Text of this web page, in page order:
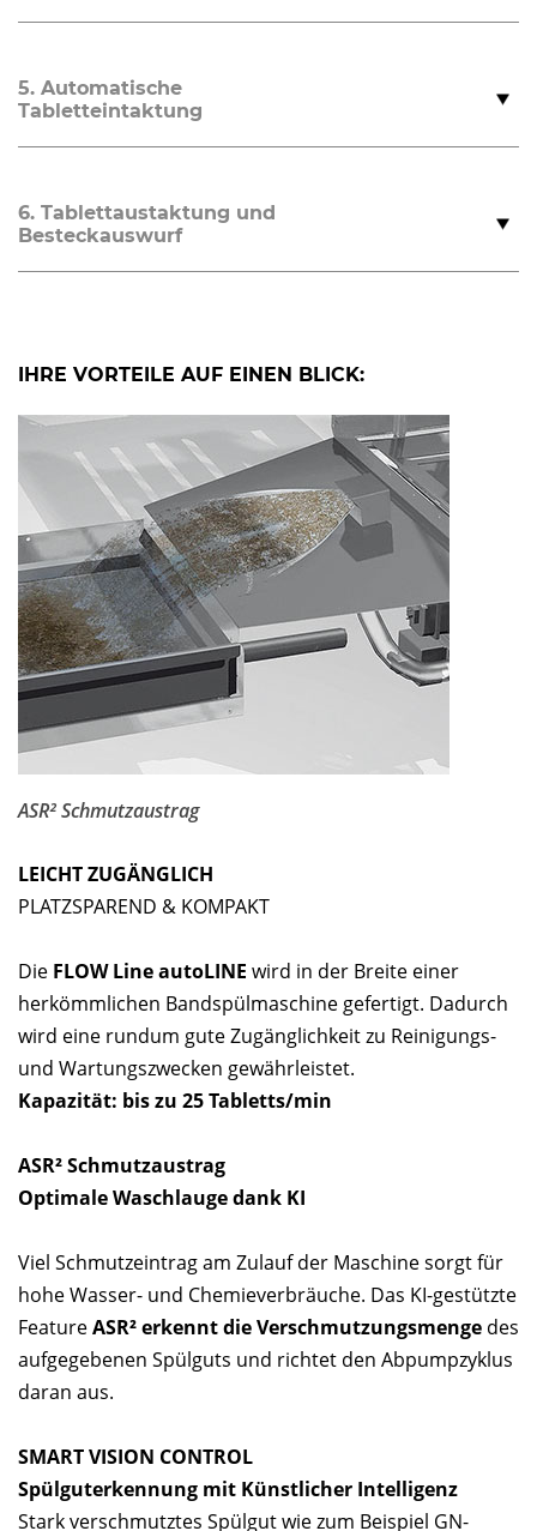
5. Automatische
Tabletteintaktung
6. Tablettaustaktung und
Besteckauswurf
IHRE VORTEILE AUF EINEN BLICK:
ASR² Schmutzaustrag
LEICHT ZUGÄNGLICH
PLATZSPAREND & KOMPAKT
Die FLOW Line autoLINE wird in der Breite einer
herkömmlichen Bandspülmaschine gefertigt. Dadurch
wird eine rundum gute Zugänglichkeit zu Reinigungs-
und Wartungszwecken gewährleistet.
Kapazität: bis zu 25 Tabletts/min
ASR² Schmutzaustrag
Optimale Waschlauge dank KI
Viel Schmutzeintrag am Zulauf der Maschine sorgt für
hohe Wasser- und Chemieverbräuche. Das KI-gestützte
FeatureASR² erkennt die Verschmutzungsmenge des
aufgegebenen Spülguts und richtet den Abpumpzyklus
daran aus.
SMART VISION CONTROL
Spülguterkennung mit Künstlicher Intelligenz
Stark verschmutztes Spülgut wie zum Beispiel GN-